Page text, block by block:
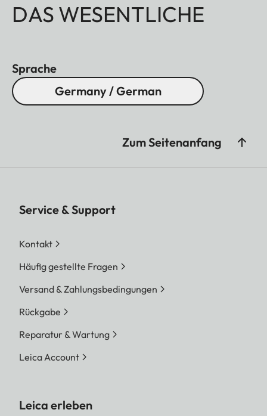
DAS WESENTLICHE
Sprache
Germany / German
Zum Seitenanfang
Service & Support
Kontakt
Häufig gestellte Fragen
Versand & Zahlungsbedingungen
Rückgabe
Reparatur & Wartung
Leica Account
Leica erleben